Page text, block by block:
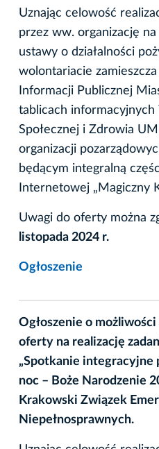
Uznając celowość
przez ww. organizację
ustawy o działalności
wolontariacie
Informacji Publicznej
tablicach informacyjnych
Społecznej i Zdrowia
organizacji
będącym integralną
Internetowej „Magiczny
Uwagi do oferty można
listopada 2024 r.
Ogłoszenie
Ogłoszenie o możliwości
oferty na realizację
„Spotkanie integracyjne
noc – Boże Narodzenie
Krakowski Związek
Niepełnosprawnych.